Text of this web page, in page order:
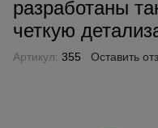
разработаны
четкую
Артикул: 355 Оставить